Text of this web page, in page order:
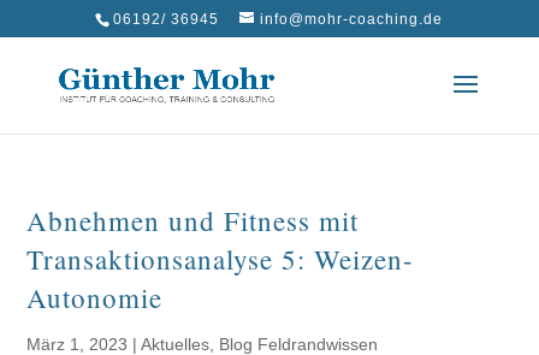
06192/ 36945 info@mohr-coaching.de
Abnehmen und Fitness mit
Transaktionsanalyse 5: Weizen-
Autonomie
März 1, 2023 |Aktuelles Blog Feldrandwissen